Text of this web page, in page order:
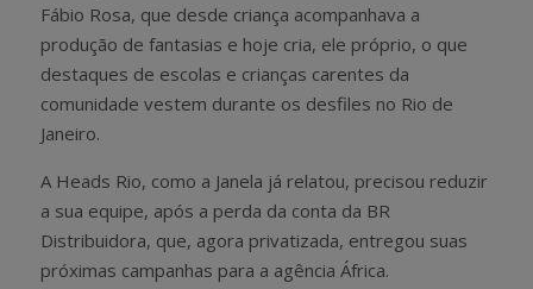
Fábio Rosa, que desde criança acompanhava a
produção de fantasias e hoje cria, ele próprio, o que
destaques de escolas e crianças carentes da
comunidade vestem durante os desfiles no Rio de
Janeiro.
A Heads Rio, como a Janela já relatou, precisou reduzir
a sua equipe, após a perda da conta da BR
Distribuidora, que, agora privatizada, entregou suas
próximas campanhas para a agência África.